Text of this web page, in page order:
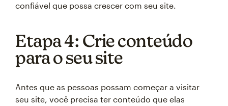
confiável que possa crescer com seu site.
Etapa 4: Crie conteúdo
para o seu site
Antes que as pessoas possam começar a visitar
seu site, você precisa ter conteúdo que elas